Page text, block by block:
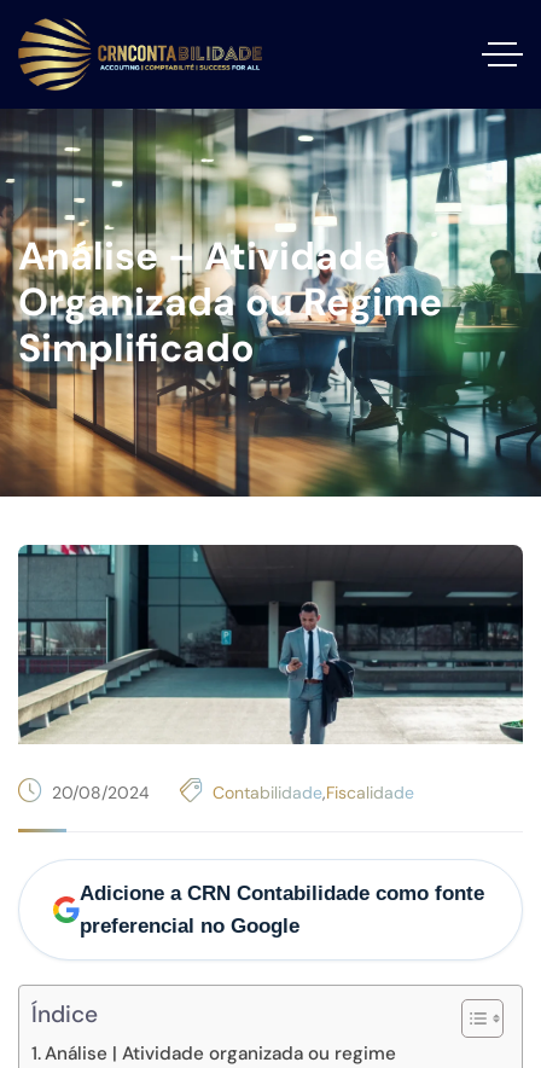
Análise – Atividade
Organizada ou Regime
Simplificado
20/08/2024 Contabilidade,Fiscalidade
Adicione a CRN Contabilidade como fonte
preferencial no Google
Índice
Análise | Atividade organizada ou regime